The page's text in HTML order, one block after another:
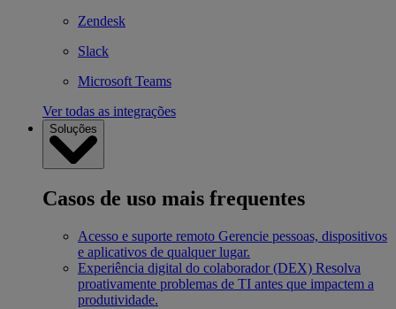
Zendesk
Slack
Microsoft Teams
Ver todas as integrações
Soluções
Casos de uso mais frequentes
Acesso e suporte remoto Gerencie pessoas, dispositivos
e aplicativos de qualquer lugar.
Experiência digital do colaborador (DEX) Resolva
proativamente problemas de TI antes que impactem a
produtividade.